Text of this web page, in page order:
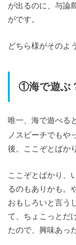
が出るのに、与論
がです。
どちら様がそのよ
①海で遊ぶ
唯一、海で遊べる
ノスビーチでもや
後。ここぞとばか
ここぞとばかり、
るのもありかも。
おもしろいと言う
て、ちょこっとだ
たので、興味あっ